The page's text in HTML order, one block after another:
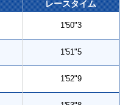
レースタイム
1'50"3
1'51"5
1'52"9